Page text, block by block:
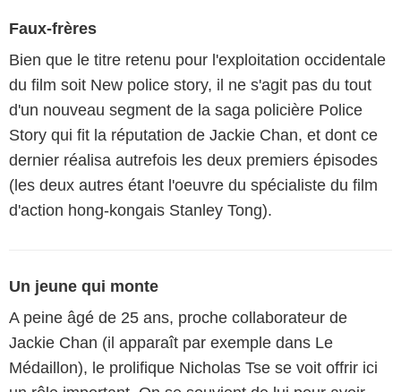
Faux-frères
Bien que le titre retenu pour l'exploitation occidentale
du film soit New police story, il ne s'agit pas du tout
d'un nouveau segment de la saga policière Police
Story qui fit la réputation de Jackie Chan, et dont ce
dernier réalisa autrefois les deux premiers épisodes
(les deux autres étant l'oeuvre du spécialiste du film
d'action hong-kongais Stanley Tong).
Un jeune qui monte
A peine âgé de 25 ans, proche collaborateur de
Jackie Chan (il apparaît par exemple dans Le
Médaillon), le prolifique Nicholas Tse se voit offrir ici